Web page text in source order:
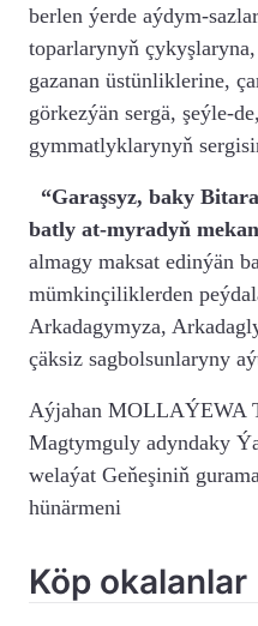
berlen ýerde aýdym-
toparlarynyň
gazanan üstünliklerine,
görkezýän sergä, şeýle-
gymmatlyklarynyň
“Garaşsyz, baky
batly at-myradyň
almagy maksat edinýän
mümkinçiliklerden
Arkadagymyza,
çäksiz sagbolsunlaryny
Aýjahan MOLLAÝEWA
Magtymguly adyndaky
welaýat Geňeşiniň
hünärmeni
Köp okalanlar